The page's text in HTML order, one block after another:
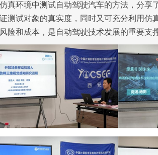
仿真环境中测试自动驾驶汽车的方法 ，分享
测试对象的真实度，同时又可充分利用仿
险和成本，是自动驾驶技术发展的重要支